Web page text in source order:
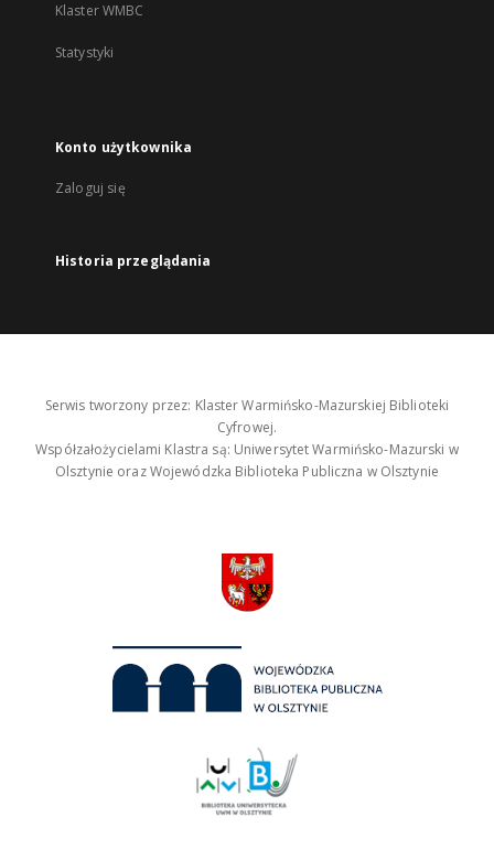
Klaster WMBC
Statystyki
Konto użytkownika
Zaloguj się
Historia przeglądania
Serwis tworzony przez: Klaster Warmińsko-Mazurskiej Biblioteki
Cyfrowej.
Współzałożycielami Klastra są: Uniwersytet Warmińsko-Mazurski w
Olsztynie oraz Wojewódzka Biblioteka Publiczna w Olsztynie